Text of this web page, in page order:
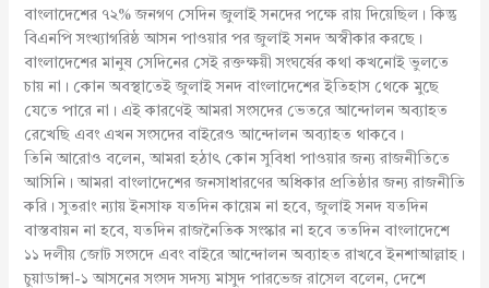
বাংলাদেশের ৭২% জনগণ সেদিন জুলাই সনদের পক্ষে রায় দিয়েছিল। কিন্তু
বিএনপি সংখ্যাগরিষ্ঠ আসন পাওয়ার পর জুলাই সনদ অস্বীকার করছে।
বাংলাদেশের মানুষ সেদিনের সেই রক্তক্ষয়ী সংঘর্ষের কথা কখনোই ভুলতে
চায় না। কোন অবস্থাতেই জুলাই সনদ বাংলাদেশের ইতিহাস থেকে মুছে
যেতে পারে না। এই কারণেই আমরা সংসদের ভেতরে আন্দোলন অব্যাহত
রেখেছি এবং এখন সংসদের বাইরেও আন্দোলন অব্যাহত থাকবে।
তিনি আরোও বলেন, আমরা হঠাৎ কোন সুবিধা পাওয়ার জন্য রাজনীতিতে
আসিনি। আমরা বাংলাদেশের জনসাধারণের অধিকার প্রতিষ্ঠার জন্য রাজনীতি
করি। সুতরাং ন্যায় ইনসাফ যতদিন কায়েম না হবে, জুলাই সনদ যতদিন
বাস্তবায়ন না হবে, যতদিন রাজনৈতিক সংস্কার না হবে ততদিন বাংলাদেশে
১১ দলীয় জোট সংসদে এবং বাইরে আন্দোলন অব্যাহত রাখবে ইনশাআল্লাহ।
চুয়াডাঙ্গা-১ আসনের সংসদ সদস্য মাসুদ পারভেজ রাসেল বলেন, দেশে